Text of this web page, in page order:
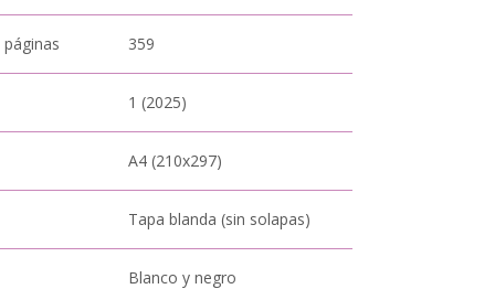
359
1 (2025)
A4 (210x297)
Tapa blanda (sin solapas)
Blanco y negro